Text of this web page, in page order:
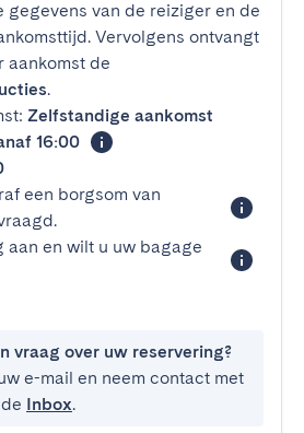
gegevens van de reiziger en de
Vervolgens ontvangt
aankomst de
.
Zelfstandige aankomst
16:00
een borgsom van
aan en wilt u uw bagage
vraag over uw reservering?
e-mail en neem contact met
Inbox.